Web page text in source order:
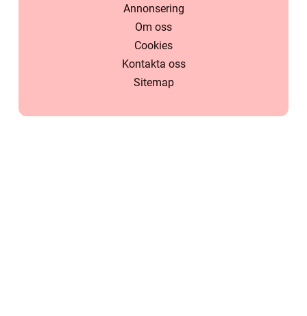
Annonsering
Om oss
Cookies
Kontakta oss
Sitemap